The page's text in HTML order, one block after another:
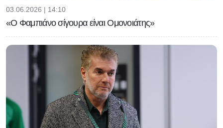
03.06.2026 | 14:10
«Ο Φαμπιάνο σίγουρα είναι Ομονοιάτης»